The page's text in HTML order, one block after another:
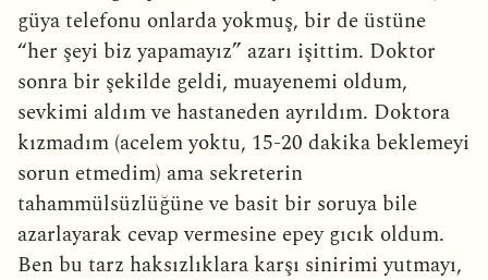
güya telefonu onlarda yokmuş, bir de üstüne
“her şeyi biz yapamayız” azarı işittim. Doktor
sonra bir şekilde geldi, muayenemi oldum,
sevkimi aldım ve hastaneden ayrıldım. Doktora
kızmadım (acelem yoktu, 15-20 dakika beklemeyi
sorun etmedim) ama sekreterin
tahammülsüzlüğüne ve basit bir soruya bile
azarlayarak cevap vermesine epey gıcık oldum.
Ben bu tarz haksızlıklara karşı sinirimi yutmayı,